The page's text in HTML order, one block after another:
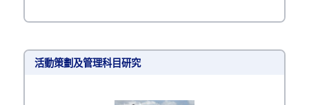
活動策劃及管理科目研究